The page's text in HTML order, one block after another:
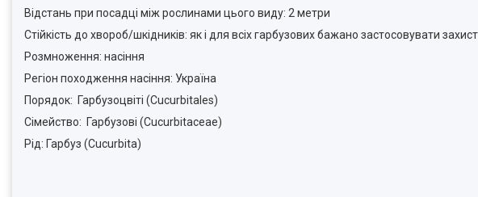
Відстань при посадці між рослинами цього виду: 2 метри
Стійкість до хвороб/шкідників: як і для всіх гарбузових бажано застосовувати
Розмноження: насіння
Регіон походження насіння: Україна
Порядок: Гарбузоцвіті (Cucurbitales)
Сімейство: Гарбузові (Cucurbitaceae)
Рід: Гарбуз (Cucurbita)